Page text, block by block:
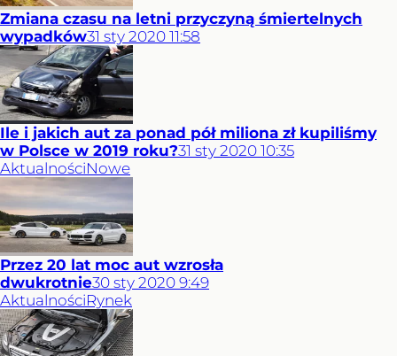
Zmiana czasu na letni przyczyną śmiertelnych
wypadków31 sty 2020 11:58
Ile i jakich aut za ponad pół miliona zł kupiliśmy
w Polsce w 2019 roku?31 sty 2020 10:35
AktualnościNowe
Przez 20 lat moc aut wzrosła
dwukrotnie30 sty 2020 9:49
AktualnościRynek